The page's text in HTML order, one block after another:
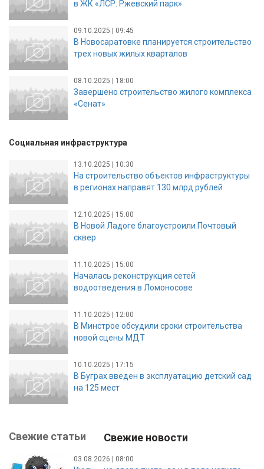
в ЖК «ЛСР. Ржевский парк»
09.10.2025 | 09:45
В Новосаратовке планируется строительство
трех новых жилых кварталов
08.10.2025 | 18:00
Завершено строительство жилого комплекса
«Сенат»
Социальная инфраструктура
13.10.2025 | 10:30
На строительство объектов инфраструктуры
в регионах направят 130 млрд рублей
12.10.2025 | 15:00
В Новой Ладоге благоустроили Почтовый
сквер
11.10.2025 | 15:00
Началась реконструкция сетей
водоотведения в Ломоносове
11.10.2025 | 12:00
В Минстрое обсудили сроки строительства
новой сцены МДТ
10.10.2025 | 17:15
В Буграх введен в эксплуатацию детский сад
на 125 мест
Свежие статьи Свежие новости
03.08.2026 | 08:00